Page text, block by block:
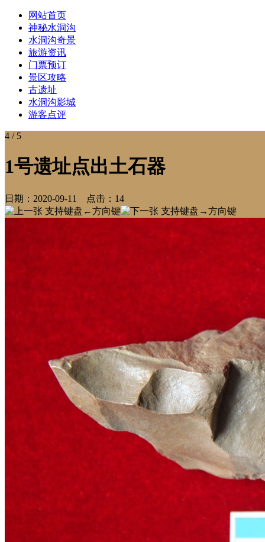
网站首页
神秘水洞沟
水洞沟奇景
旅游资讯
门票预订
景区攻略
古遗址
水洞沟影城
游客点评
4 / 5
1号遗址点出土石器
日期： 2020-09-11 点击： 14